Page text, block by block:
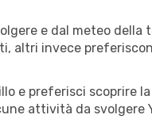
e dal meteo
altri invece
e preferisci scoprire
attività da svolgere